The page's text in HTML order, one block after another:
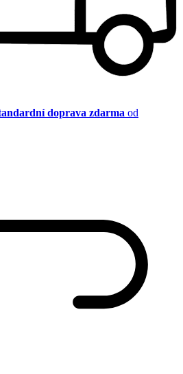
doprava zdarma od